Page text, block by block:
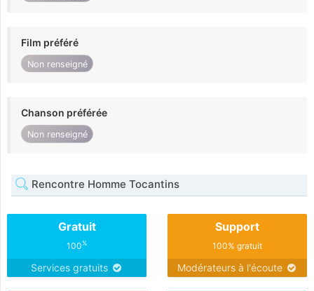
Film préféré
Non renseigné
Chanson préférée
Non renseigné
Rencontre Homme Tocantins
Gratuit
100%
Services gratuits
Support
100% gratuit
Modérateurs à l'écoute